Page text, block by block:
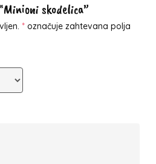
skodelica”
*označuje zahtevana polja